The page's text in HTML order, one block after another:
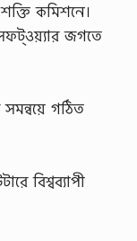
কমিশনে।
জগতে
গঠিত
বিশ্বব্যাপী